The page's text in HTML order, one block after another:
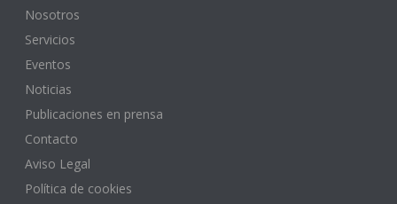
Nosotros
Servicios
Eventos
Noticias
Publicaciones en prensa
Contacto
Aviso Legal
Política de cookies